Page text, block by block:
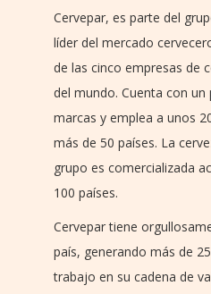
Cervepar, es parte del
líder del mercado
de las cinco empresas de
del mundo. Cuenta con
marcas y emplea a unos
más de 50 países. La
grupo es comercializada
100 países.
Cervepar tiene
país, generando más de
trabajo en su cadena de